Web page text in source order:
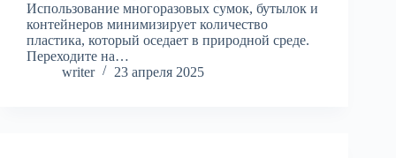
Использование многоразовых сумок, бутылок и
контейнеров минимизирует количество
пластика, который оседает в природной среде.
Переходите на…
writer
23 апреля 2025